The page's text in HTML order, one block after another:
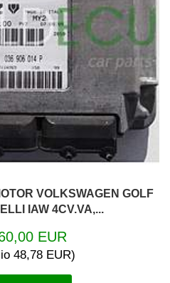
VOLKSWAGEN GOLF
IAW 4CV.VA,...
EUR
48,78 EUR)